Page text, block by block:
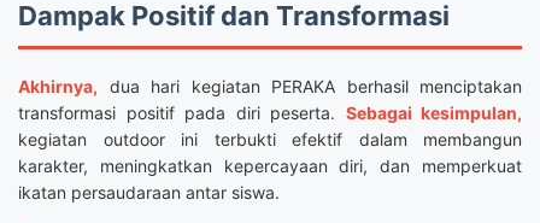
Dampak Positif dan Transformasi
Akhirnya, dua hari kegiatan PERAKA berhasil menciptakan
transformasi positif pada diri peserta. Sebagai kesimpulan,
kegiatan outdoor ini terbukti efektif dalam membangun
karakter, meningkatkan kepercayaan diri, dan memperkuat
ikatan persaudaraan antar siswa.